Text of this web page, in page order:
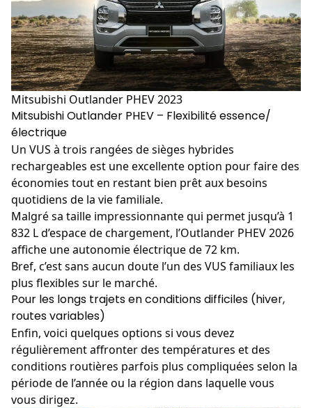
Mitsubishi Outlander PHEV 2023
Mitsubishi Outlander PHEV – Flexibilité essence/
électrique
Un VUS à trois rangées de sièges hybrides
rechargeables est une excellente option pour faire des
économies tout en restant bien prêt aux besoins
quotidiens de la vie familiale.
Malgré sa taille impressionnante qui permet jusqu’à 1
832 L d’espace de chargement, l’Outlander PHEV2026
affiche une autonomie électrique de 72 km.
Bref, c’est sans aucun doute l’un des VUS familiaux les
plus flexibles sur le marché.
Pour les longs trajets en conditions difficiles (hiver,
routes variables)
Enfin, voici quelques options si vous devez
régulièrement affronter des températures et des
conditions routières parfois plus compliquées selon la
période de l’année ou la région dans laquelle vous
vous dirigez.